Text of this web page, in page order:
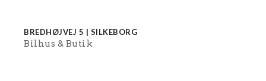
BREDHØJVEJ 5 | SILKEBORG
Bilhus Butik